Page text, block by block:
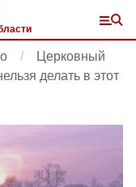
Церковный
делать в этот